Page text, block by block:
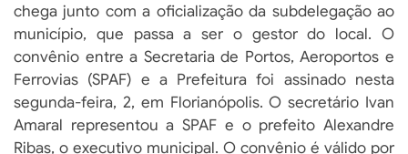
chega junto com a oficialização da subdelegação ao
município, que passa a ser o gestor do local. O
convênio entre a Secretaria de Portos, Aeroportos e
Ferrovias (SPAF) e a Prefeitura foi assinado nesta
segunda-feira, 2, em Florianópolis. O secretário Ivan
Amaral representou a SPAF e o prefeito Alexandre
Ribas, o executivo municipal. O convênio é válido por